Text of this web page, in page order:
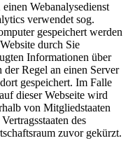
Webanalysedienst
verwendet sog.
gespeichert werden
durch Sie
Informationen über
Regel an einen Server
gespeichert. Im Falle
dieser Webseite wird
von Mitgliedstaaten
des
zuvor gekürzt.